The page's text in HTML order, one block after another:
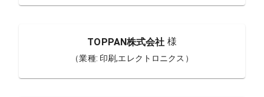
TOPPAN株式会社 様
（業種: 印刷,エレクトロニクス ）